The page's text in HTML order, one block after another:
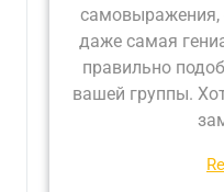
самовыражения,
даже самая
правильно
вашей группы.